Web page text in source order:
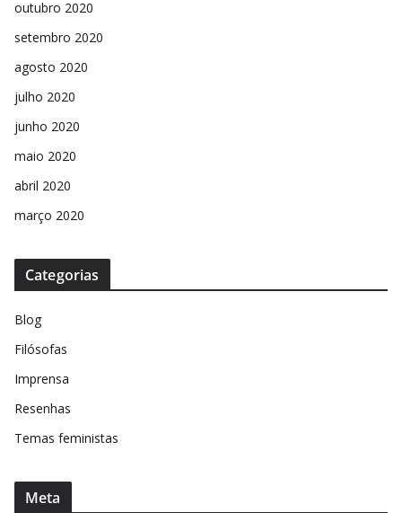
outubro 2020
setembro 2020
agosto 2020
julho 2020
junho 2020
maio 2020
abril 2020
março 2020
Categorias
Blog
Filósofas
Imprensa
Resenhas
Temas feministas
Meta